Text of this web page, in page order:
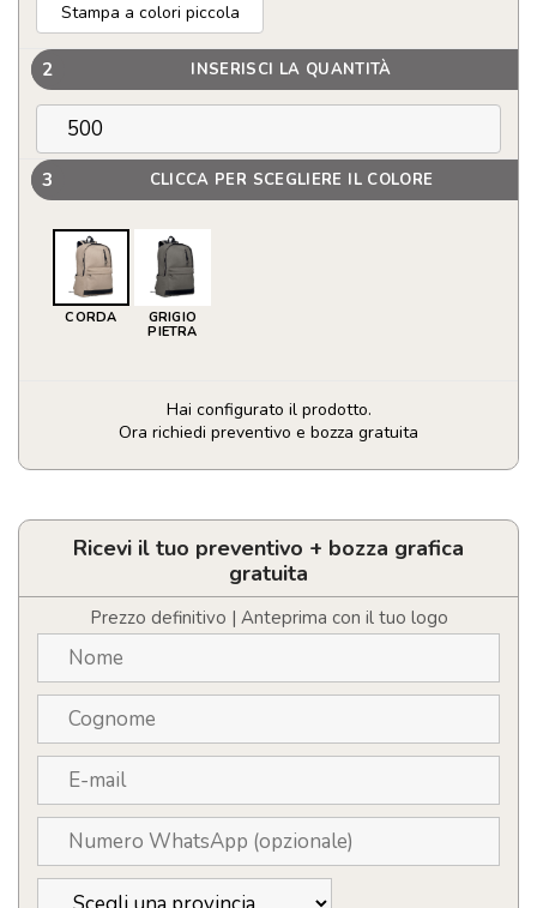
Stampa a colori piccola
2 INSERISCI LA QUANTITÀ
3 CLICCA PER SCEGLIERE IL COLORE
CORDA
GRIGIO
PIETRA
Hai configurato il prodotto.
Ora richiedi preventivo e bozza gratuita
Zaino
porta
laptopRicevi il tuo preventivo + bozza grafica
gratuita
Prezzo definitivo | Anteprima con il tuo logo